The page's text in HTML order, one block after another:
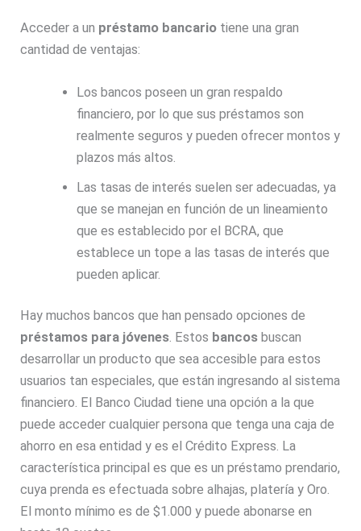
Acceder a un préstamo bancario tiene una gran
cantidad de ventajas:
Los bancos poseen un gran respaldo
financiero, por lo que sus préstamos son
realmente seguros y pueden ofrecer montos y
plazos más altos.
Las tasas de interés suelen ser adecuadas, ya
que se manejan en función de un lineamiento
que es establecido por el BCRA, que
establece un tope a las tasas de interés que
pueden aplicar.
Hay muchos bancos que han pensado opciones de
préstamos para jóvenes. Estos bancos buscan
desarrollar un producto que sea accesible para estos
usuarios tan especiales, que están ingresando al sistema
financiero. El Banco Ciudad tiene una opción a la que
puede acceder cualquier persona que tenga una caja de
ahorro en esa entidad y es el Crédito Express. La
característica principal es que es un préstamo prendario,
cuya prenda es efectuada sobre alhajas, platería y Oro.
El monto mínimo es de $1.000 y puede abonarse en